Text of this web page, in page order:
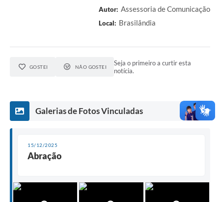
Autor: Assessoria de Comunicação
Local: Brasilândia
GOSTEI NÃO GOSTEI
Seja o primeiro a curtir esta
notícia.
Galerias de Fotos Vinculadas
15/12/2025
Abração